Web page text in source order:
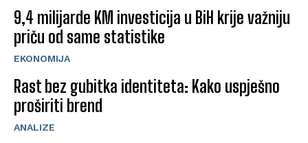
9,4 milijarde KM investicija u BiH krije važniju
priču od same statistike
EKONOMIJA
Rast bez gubitka identiteta: Kako uspješno
proširiti brend
ANALIZE